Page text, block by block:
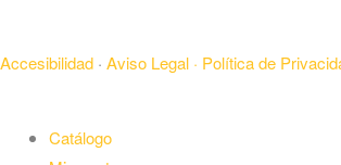
Accesibilidad · Aviso Legal · Política de
Catálogo